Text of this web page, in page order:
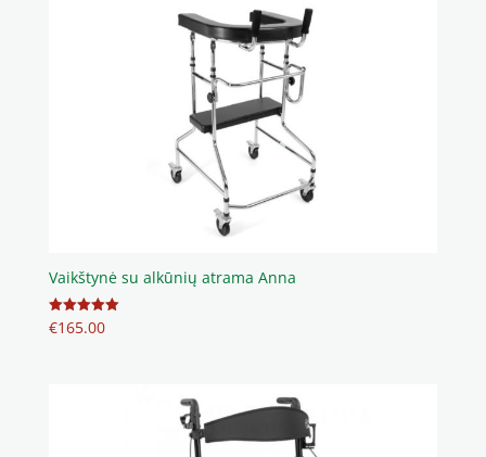
Vaikštynė su alkūnių atrama Anna
Įvertinimas:
5.00
€165.00